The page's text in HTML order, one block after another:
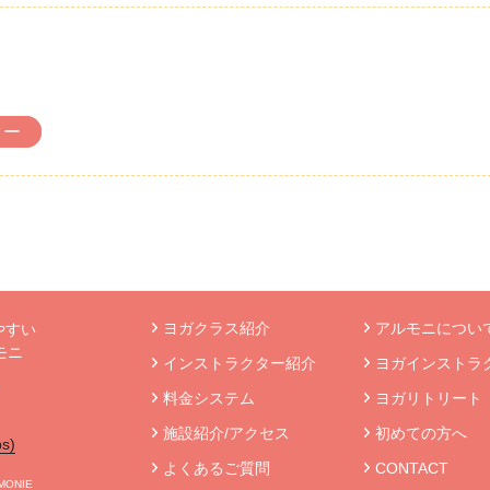
ヨガクラス紹介
インストラクター紹介
料金システム
施設紹介/アクセス
よくあるご質問
アルモニについ
ヨガインストラ
ヨガリトリート
初めての方へ
CONTACT
すい
ニ